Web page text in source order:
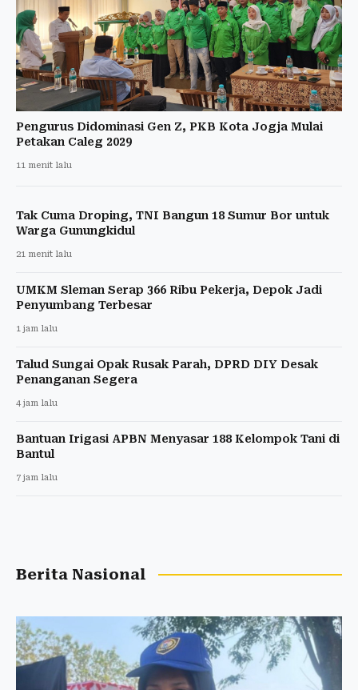
Pengurus Didominasi Gen Z, PKB Kota Jogja Mulai
Petakan Caleg 2029
11 menit lalu
Tak Cuma Droping, TNI Bangun 18 Sumur Bor untuk
Warga Gunungkidul
21 menit lalu
UMKM Sleman Serap 366 Ribu Pekerja, Depok Jadi
Penyumbang Terbesar
1 jam lalu
Talud Sungai Opak Rusak Parah, DPRD DIY Desak
Penanganan Segera
4 jam lalu
Bantuan Irigasi APBN Menyasar 188 Kelompok Tani di
Bantul
7 jam lalu
Berita Nasional